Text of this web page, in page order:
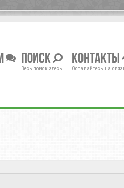
Поиск
Весь поиск здесь!
Контакты
Оставайтесь на